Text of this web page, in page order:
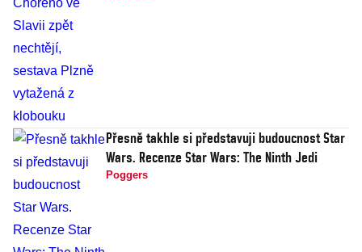
Přesně takhle si představuji budoucnost Star
Wars. Recenze Star Wars: The Ninth Jedi
Poggers